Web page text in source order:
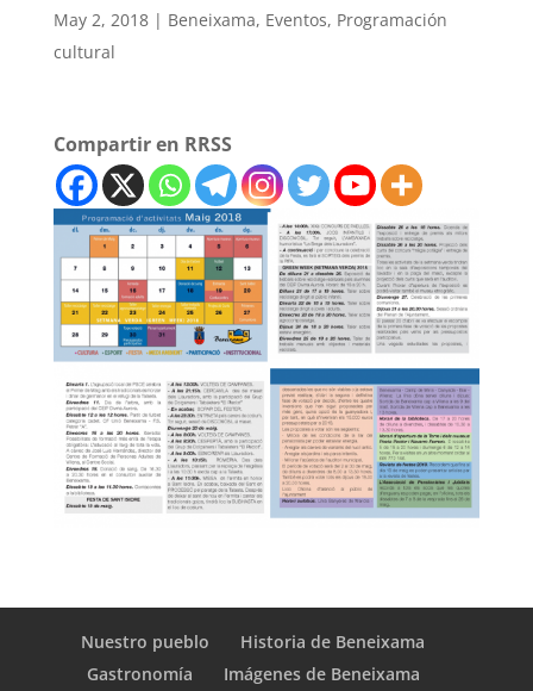
May 2, 2018| Beneixama, Eventos, Programación
cultural
Compartir en RRSS
Nuestro pueblo
Historia de Beneixama
Gastronomía
Imágenes de Beneixama